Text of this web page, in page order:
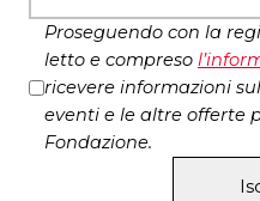
Palchi III e IV ordine
€
Proseguendo con la
letto e compreso l’
ricevere informazioni
eventi e le altre offerte
Fondazione.